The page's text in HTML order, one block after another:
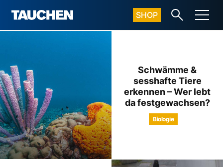
SHOP
Schwämme &
sesshafte Tiere
erkennen – Wer lebt
da festgewachsen?
Biologie